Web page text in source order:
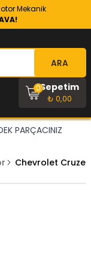
Mekanik
ARA
Sepetim
₺ 0,00
0
PARÇACINIZ
Chevrolet Cruze